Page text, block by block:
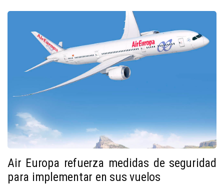
Air Europa refuerza medidas de seguridad
para implementar en sus vuelos